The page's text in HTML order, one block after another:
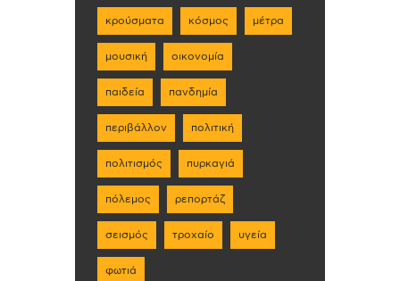
κρούσματα κόσμος μέτρα
μουσική οικονομία
παιδεία πανδημία
περιβάλλον πολιτική
πολιτισμός πυρκαγιά
πόλεμος ρεπορτάζ
σεισμός τροχαίο υγεία
φωτιά